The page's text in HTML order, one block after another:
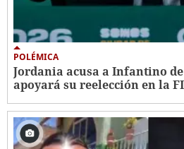
POLÉMICA
Jordania acusa a Infantino
apoyará su reelección en la